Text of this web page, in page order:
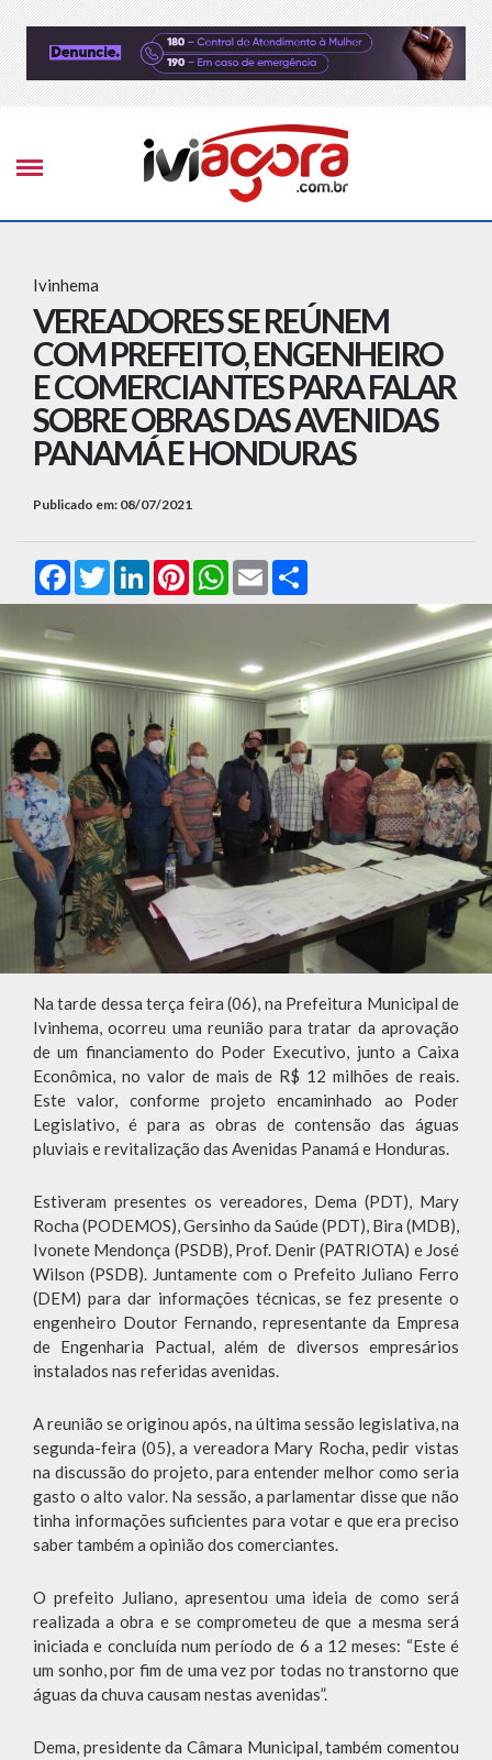
Ivinhema
VEREADORES SE REÚNEM
COM PREFEITO, ENGENHEIRO
E COMERCIANTES PARA FALAR
SOBRE OBRAS DAS AVENIDAS
PANAMÁ E HONDURAS
Publicado em: 08/07/2021
FacebookTwitterLinkedInPinterestWhatsApp
Email
Na tarde dessa terça feira (06), na Prefeitura Municipal de
Ivinhema, ocorreu uma reunião para tratar da aprovação
de um financiamento do Poder Executivo, junto a Caixa
Econômica, no valor de mais de R$ 12 milhões de reais.
Este valor, conforme projeto encaminhado ao Poder
Legislativo, é para as obras de contensão das águas
pluviais e revitalização das Avenidas Panamá e Honduras.
Estiveram presentes os vereadores, Dema (PDT), Mary
Rocha (PODEMOS), Gersinho da Saúde (PDT), Bira (MDB),
Ivonete Mendonça (PSDB), Prof. Denir (PATRIOTA) e José
Wilson (PSDB). Juntamente com o Prefeito Juliano Ferro
(DEM) para dar informações técnicas, se fez presente o
engenheiro Doutor Fernando, representante da Empresa
de Engenharia Pactual, além de diversos empresários
instalados nas referidas avenidas.
A reunião se originou após, na última sessão legislativa, na
segunda-feira (05), a vereadora Mary Rocha, pedir vistas
na discussão do projeto, para entender melhor como seria
gasto o alto valor. Na sessão, a parlamentar disse que não
tinha informações suficientes para votar e que era preciso
saber também a opinião dos comerciantes.
O prefeito Juliano, apresentou uma ideia de como será
realizada a obra e se comprometeu de que a mesma será
iniciada e concluída num período de 6 a 12 meses: “Este é
um sonho, por fim de uma vez por todas no transtorno que
águas da chuva causam nestas avenidas”.
Dema, presidente da Câmara Municipal, também comentou